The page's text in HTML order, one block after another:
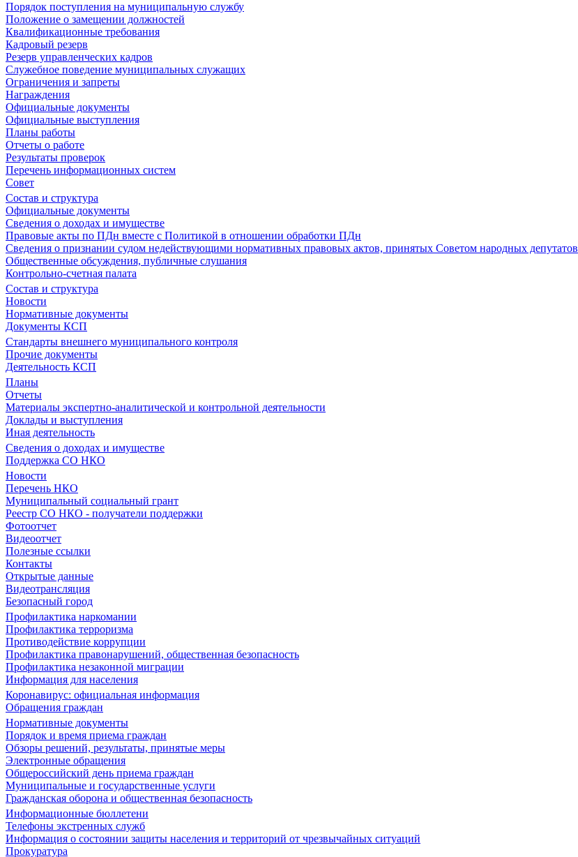
Порядок поступления на муниципальную службу
Положение о замещении должностей
Квалификационные требования
Кадровый резерв
Резерв управленческих кадров
Служебное поведение муниципальных служащих
Ограничения и запреты
Награждения
Официальные документы
Официальные выступления
Планы работы
Отчеты о работе
Результаты проверок
Перечень информационных систем
Совет
Состав и структура
Официальные документы
Сведения о доходах и имуществе
Правовые акты по ПДн вместе с Политикой в отношении обработки ПДн
Сведения о признании судом недействующими нормативных правовых актов, принятых Советом народных депутатов
Общественные обсуждения, публичные слушания
Контрольно-счетная палата
Состав и структура
Новости
Нормативные документы
Документы КСП
Стандарты внешнего муниципального контроля
Прочие документы
Деятельность КСП
Планы
Отчеты
Материалы экспертно-аналитической и контрольной деятельности
Доклады и выступления
Иная деятельность
Сведения о доходах и имуществе
Поддержка СО НКО
Новости
Перечень НКО
Муниципальный социальный грант
Реестр СО НКО - получатели поддержки
Фотоотчет
Видеоотчет
Полезные ссылки
Контакты
Открытые данные
Видеотрансляция
Безопасный город
Профилактика наркомании
Профилактика терроризма
Противодействие коррупции
Профилактика правонарушений, общественная безопасность
Профилактика незаконной миграции
Информация для населения
Коронавирус: официальная информация
Обращения граждан
Нормативные документы
Порядок и время приема граждан
Обзоры решений, результаты, принятые меры
Электронные обращения
Общероссийский день приема граждан
Муниципальные и государственные услуги
Гражданская оборона и общественная безопасность
Информационные бюллетени
Телефоны экстренных служб
Информация о состоянии защиты населения и территорий от чрезвычайных ситуаций
Прокуратура